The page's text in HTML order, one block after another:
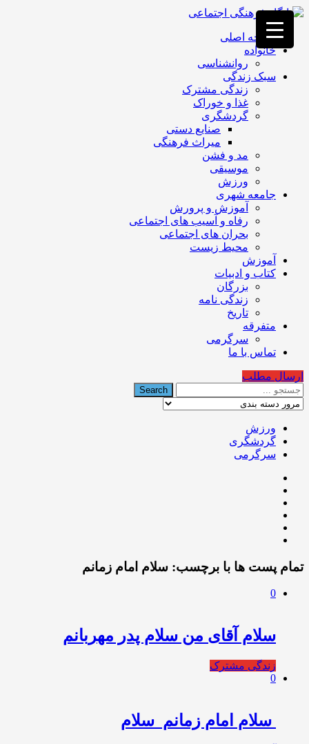
فصد
خون
غرب
تهران
خشکشویی
تصفیه
تهران
صفحه اصلی
خانواده
روانشناسی
سبک زندگی
زندگی مشترک
غذا و خوراک
گردشگری
صنایع دستی
میراث فرهنگی
مد و فشن
موسیقی
ورزش
جامعه شهری
آموزش و پرورش
رفاه و آسیب های اجتماعی
بحران های اجتماعی
محیط زیست
آموزش
کتاب و ادبیات
بزرگان
زندگی نامه
تاریخ
متفرقه
سرگرمی
تماس با ما
ارسال مطلب
ورزش
گردشگری
سرگرمی
تمام پست ها با برچسب: سلام امام زمانم
0
سلام آقای من سلام پدر مهربانم
زندگی مشترک
0
️ سلام امام زمانم ️ سلام